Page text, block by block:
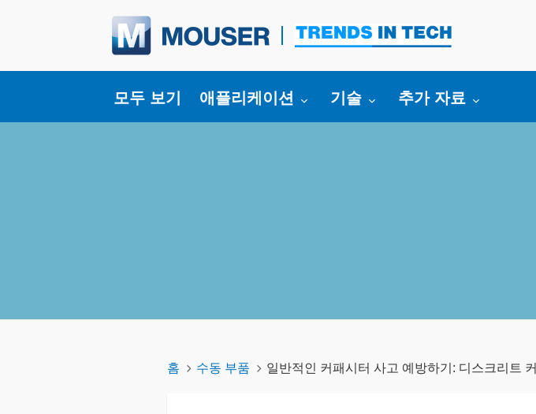
모두 보기 Toggle submenu for:
애플리케이션 Toggle submenu for:
기술 Toggle submenu
추가 자료
홈 수동 부품 일반적인 커패시터 사고 예방하기: 디스크리트